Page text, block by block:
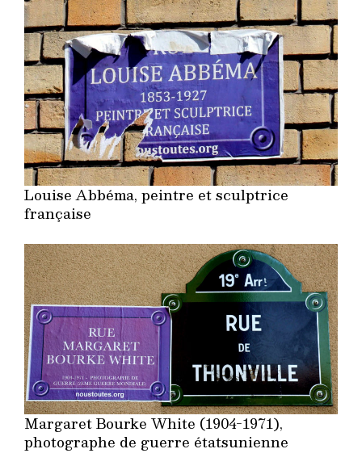
Louise Abbéma, peintre et sculptrice
française
Margaret Bourke White (1904-1971),
photographe de guerre étatsunienne